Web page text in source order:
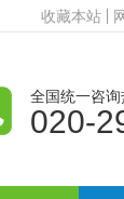
收藏本站
全国统一咨询
020-